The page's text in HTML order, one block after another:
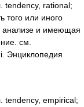
tendency, rational;
того или иного
анализе и имеющая
см.
tendency, empirical;